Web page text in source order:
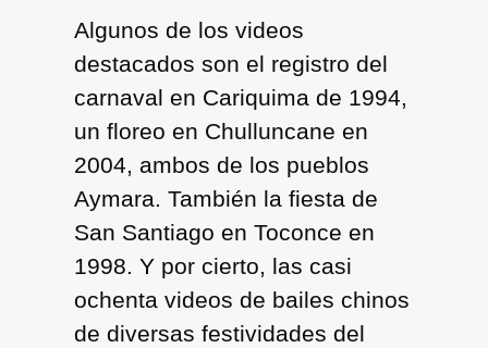
Algunos de los videos
destacados son el registro del
carnaval en Cariquima de 1994,
un floreo en Chulluncane en
2004, ambos de los pueblos
Aymara. También la fiesta de
San Santiago en Toconce en
1998. Y por cierto, las casi
ochenta videos de bailes chinos
de diversas festividades del